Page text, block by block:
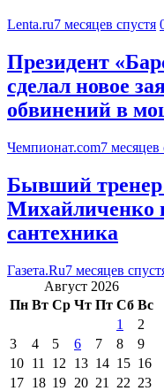
Lenta.ru7 месяцев спустя
Президент
сделал новое
обвинений в
Чемпионат.com7 месяцев
Бывший
Михайличенко
сантехника
Газета.Ru7 месяцев
Август 2026
Пн Вт Ср Чт Пт Сб Вс
1
2
3
4 5 6 7 8
9
10 11 12 13 14 15 16
17 18 19 20 21 22 23